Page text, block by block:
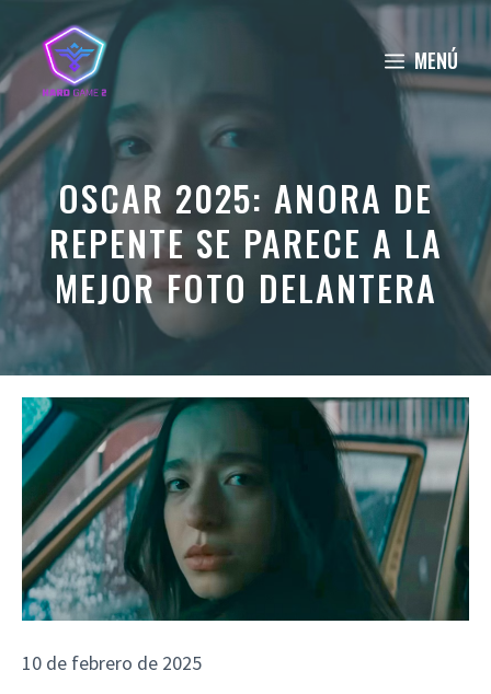
contenido
MENÚ
OSCAR 2025: ANORA DE
REPENTE SE PARECE A LA
MEJOR FOTO DELANTERA
10 de febrero de 2025